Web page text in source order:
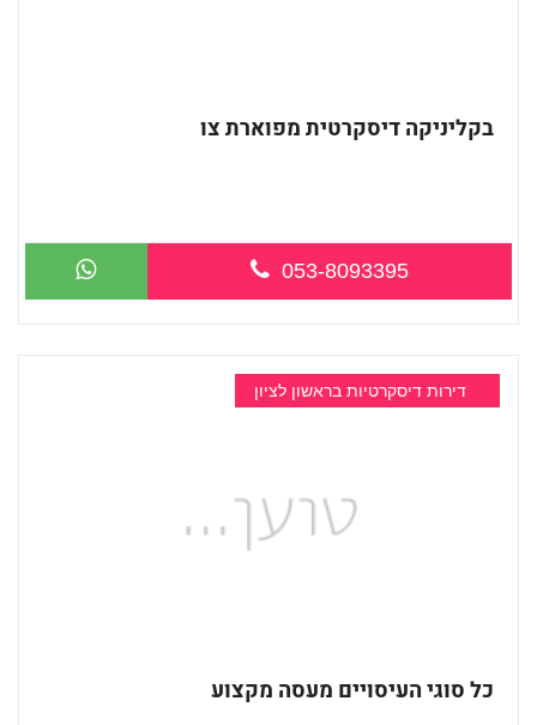
בקליניקה דיסקרטית מפוארת צו
053-8093395
דירות דיסקרטיות בראשון לציון
כל סוגי העיסויים מעסה מקצוע